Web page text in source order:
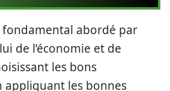
fondamental abordé par
de l’économie et de
les bons
appliquant les bonnes